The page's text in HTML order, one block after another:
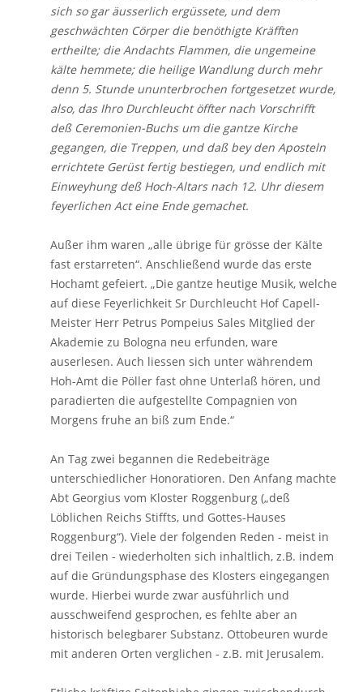
sich so gar äusserlich ergüssete, und dem
geschwächten Cörper die benöthigte Kräfften
ertheilte; die Andachts Flammen, die ungemeine
kälte hemmete; die heilige Wandlung durch mehr
denn 5. Stunde ununterbrochen fortgesetzet wurde,
also, das Ihro Durchleucht öffter nach Vorschrifft
deß Ceremonien-Buchs um die gantze Kirche
gegangen, die Treppen, und daß bey den Aposteln
errichtete Gerüst fertig bestiegen, und endlich mit
Einweyhung deß Hoch-Altars nach 12. Uhr diesem
feyerlichen Act eine Ende gemachet.
Außer ihm waren „alle übrige für grösse der Kälte
fast erstarreten“. Anschließend wurde das erste
Hochamt gefeiert. „Die gantze heutige Musik, welche
auf diese Feyerlichkeit Sr Durchleucht Hof Capell-
Meister Herr Petrus Pompeius Sales Mitglied der
Akademie zu Bologna neu erfunden, ware
auserlesen. Auch liessen sich unter währendem
Hoh-Amt die Pöller fast ohne Unterlaß hören, und
paradierten die aufgestellte Compagnien von
Morgens fruhe an biß zum Ende.“
An Tag zwei begannen die Redebeiträge
unterschiedlicher Honoratioren. Den Anfang machte
Abt Georgius vom Kloster Roggenburg („deß
Löblichen Reichs Stiffts, und Gottes-Hauses
Roggenburg“). Viele der folgenden Reden - meist in
drei Teilen - wiederholten sich inhaltlich, z.B. indem
auf die Gründungsphase des Klosters eingegangen
wurde. Hierbei wurde zwar ausführlich und
ausschweifend gesprochen, es fehlte aber an
historisch belegbarer Substanz. Ottobeuren wurde
mit anderen Orten verglichen - z.B. mit Jerusalem.